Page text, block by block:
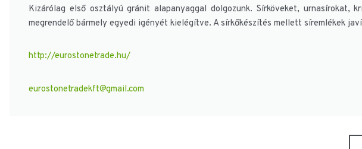
Kizárólag első osztályú gránit alapanyaggal dolgozunk. Sírköveket,
megrendelő bármely egyedi igényét kielégítve. A sírkőkészítés mellett síremlékek
http://eurostonetrade.hu/
eurostonetradekft@gmail.com